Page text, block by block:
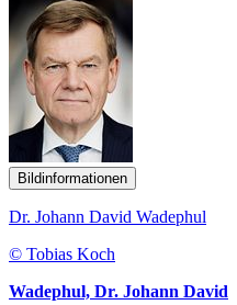
Bildinformationen
Dr. Johann David Wadephul
© Tobias Koch
Wadephul, Dr. Johann David